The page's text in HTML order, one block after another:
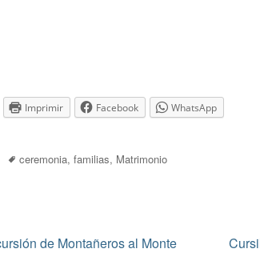
Imprimir Facebook WhatsApp
Etiquetas
ceremonia, familias, Matrimonio
de Montañeros al Monte